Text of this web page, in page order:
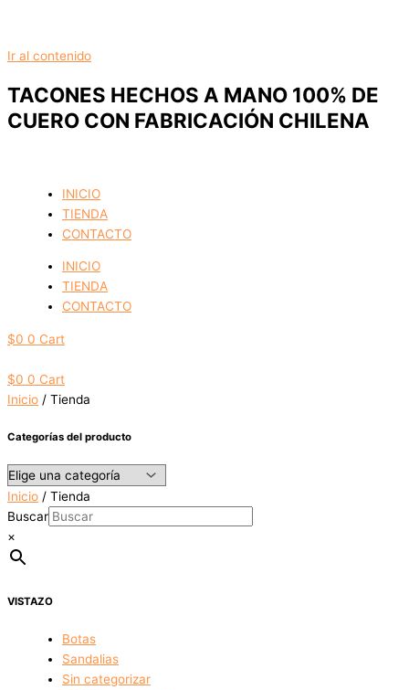
Ir al contenido
TACONES HECHOS A MANO 100% DE
CUERO CON FABRICACIÓN CHILENA
INICIO
TIENDA
CONTACTO
INICIO
TIENDA
CONTACTO
$0 0 Cart
$0 0 Cart
Inicio / Tienda
Categorías del producto
Inicio / Tienda
Buscar
×
VISTAZO
Botas
Sandalias
Sin categorizar